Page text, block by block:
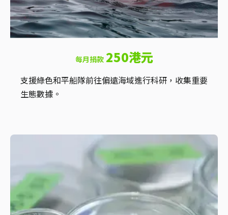
每月捐款 250港元
支援綠色和平船隊前往偏遠海域進行科研，收集重要
生態數據。